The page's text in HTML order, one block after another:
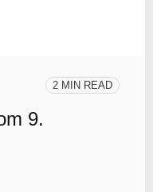
2 MIN READ
9.